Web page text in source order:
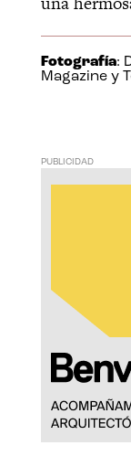
Fotografía:
Magazine y
PUBLICIDAD